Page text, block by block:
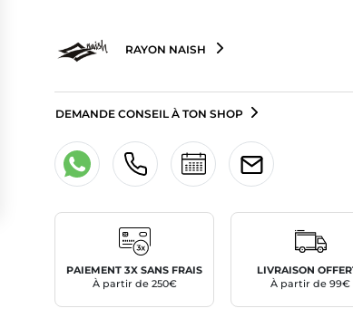
RAYON NAISH
DEMANDE CONSEIL À TON SHOP
PAIEMENT 3X SANS FRAIS
À partir de 250€
LIVRAISON
À partir de 99€